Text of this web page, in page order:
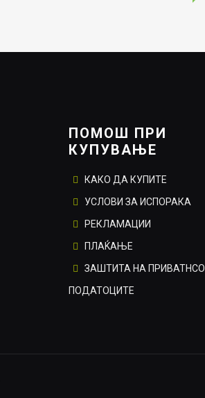
ПОМОШ ПРИ
КУПУВАЊЕ
КАКО ДА КУПИТЕ
УСЛОВИ ЗА ИСПОРАКА
РЕКЛАМАЦИИ
ПЛАЌАЊЕ
ЗАШТИТА НА
ПОДАТОЦИТЕ